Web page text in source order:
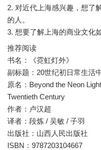
2. 对近代上海感兴趣，想了
的人。
推荐阅读
书名：《霓虹灯外》
副标题：20世纪初日常生活
原名：Beyond the Neon
Twentieth Century
作者：卢汉超
译者：段炼 / 吴敏 / 子羽
出版社：山西人民出版社
ISBN：9787203104667